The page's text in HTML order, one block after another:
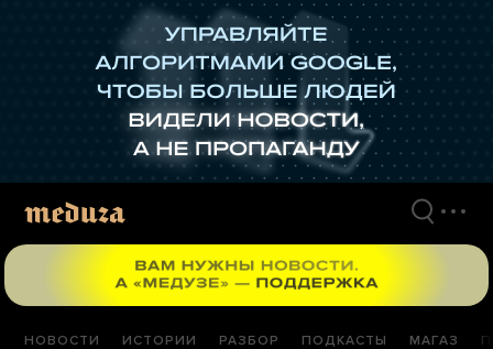
НОВОСТИ ИСТОРИИ РАЗБОР ПОДКАСТЫ МАГАЗ